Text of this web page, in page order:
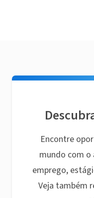
Encontre
mundo com o
emprego,
Veja também